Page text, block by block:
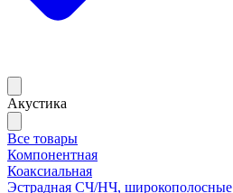
Акустика
Все товары
Компонентная
Коаксиальная
Эстрадная СЧ/НЧ, широкополосные